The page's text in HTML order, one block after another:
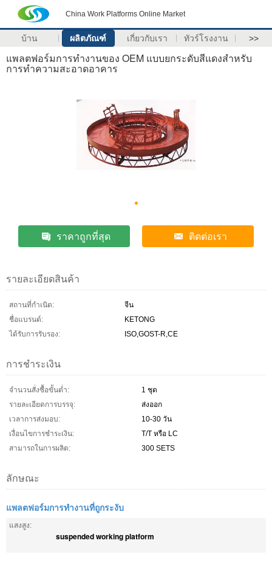
China Work Platforms Online Market
บ้าน ผลิตภัณฑ์ เกี่ยวกับเรา ทัวร์โรงงาน >>
แพลตฟอร์มการทำงานของ OEM แบบยกระดับสีแดงสำหรับ
การทำความสะอาดอาคาร
ราคาถูกที่สุด ติดต่อเรา
รายละเอียดสินค้า
สถานที่กำเนิด:
จีน
ชื่อแบรนด์:
KETONG
ได้รับการรับรอง:
ISO,GOST-R,CE
การชำระเงิน
จำนวนสั่งซื้อขั้นต่ำ:
1 ชุด
รายละเอียดการบรรจุ:
ส่งออก
เวลาการส่งมอบ:
10-30 วัน
เงื่อนไขการชำระเงิน:
T/T หรือ LC
สามารถในการผลิต:
300 SETS
ลักษณะ
แพลตฟอร์มการทำงานที่ถูกระงับ
แสงสูง:
suspended working platform